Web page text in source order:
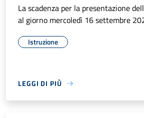
La scadenza per la presentazione
al giorno mercoledì 16 settembre
Istruzione
LEGGI DI PIÙ